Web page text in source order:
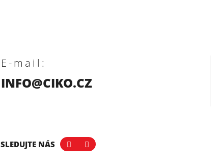
E-mail:
INFO@CIKO.CZ
SLEDUJTE NÁS